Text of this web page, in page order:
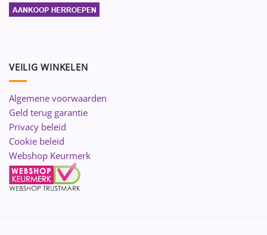
VEILIG WINKELEN
Algemene voorwaarden
Geld terug garantie
Privacy beleid
Cookie beleid
Webshop Keurmerk